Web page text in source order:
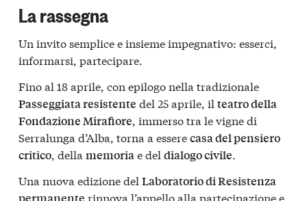
La rassegna
Un invito semplice e insieme impegnativo: esserci,
informarsi, partecipare.
Fino al 18 aprile, con epilogo nella tradizionale
Passeggiata resistente del 25 aprile, il teatro della
Fondazione Mirafiore, immerso tra le vigne di
Serralunga d’Alba, torna a esserecasa del pensiero
critico, della memoriae del dialogo civile.
Una nuova edizione del Laboratorio di Resistenza
permanente rinnova l’appello alla partecipazione e